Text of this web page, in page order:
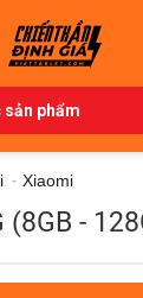
sản phẩm
- Xiaomi
(8GB -